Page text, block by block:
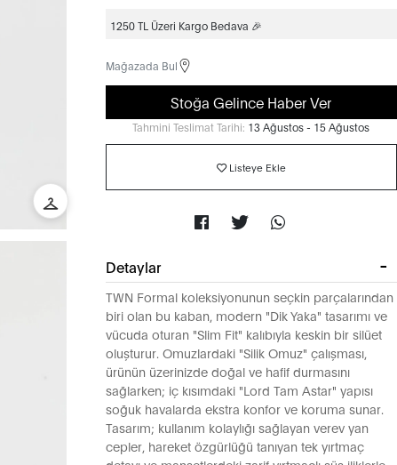
1250 TL Üzeri Kargo Bedava 🎉
Mağazada Bul
Stoğa Gelince Haber Ver
Tahmini Teslimat Tarihi: 13 Ağustos - 15 Ağustos
Listeye Ekle
Detaylar
TWN Formal koleksiyonunun seçkin parçalarından
biri olan bu kaban, modern "Dik Yaka" tasarımı ve
vücuda oturan "Slim Fit" kalıbıyla keskin bir silüet
oluşturur. Omuzlardaki "Silik Omuz" çalışması,
ürünün üzerinizde doğal ve hafif durmasını
sağlarken; iç kısımdaki "Lord Tam Astar" yapısı
soğuk havalarda ekstra konfor ve koruma sunar.
Tasarım; kullanım kolaylığı sağlayan verev yan
cepler, hareket özgürlüğü tanıyan tek yırtmaç